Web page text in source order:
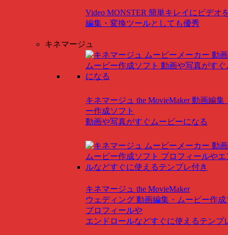
Video MONSTER 簡単キレイにビデオ
編集・変換ツールとしても優秀
キネマージュ
キネマージュ the MovieMaker 動画編集
ー作成ソフト
動画や写真がすぐムービーになる
キネマージュ the MovieMaker
ウェディング 動画編集・ムービー作成
プロフィールや
エンドロールなどすぐに使えるテンプ